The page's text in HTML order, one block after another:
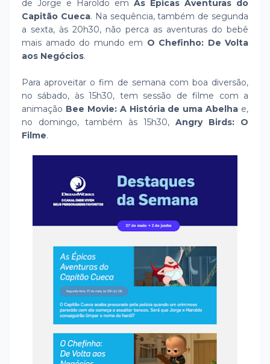
de Jorge e Haroldo em As Épicas Aventuras do
Capitão Cueca. Na sequência, também de segunda
a sexta, às 20h30, não perca as aventuras do bebê
mais amado do mundo em O Chefinho: De Volta
aos Negócios.
Para aproveitar o fim de semana com boa diversão,
no sábado, às 15h30, tem sessão de filme com a
animação Bee Movie: A História de uma Abelha e,
no domingo, também às 15h30, Angry Birds: O
Filme.